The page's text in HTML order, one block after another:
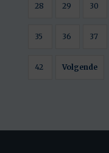
28 29 30
35 36 37
42 Volgende